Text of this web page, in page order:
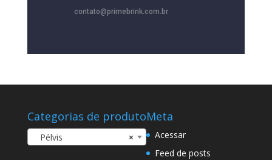
contato@primebrink.com.br
Categorias de produto
×
Pélvis
Meta
Acessar
Feed de posts